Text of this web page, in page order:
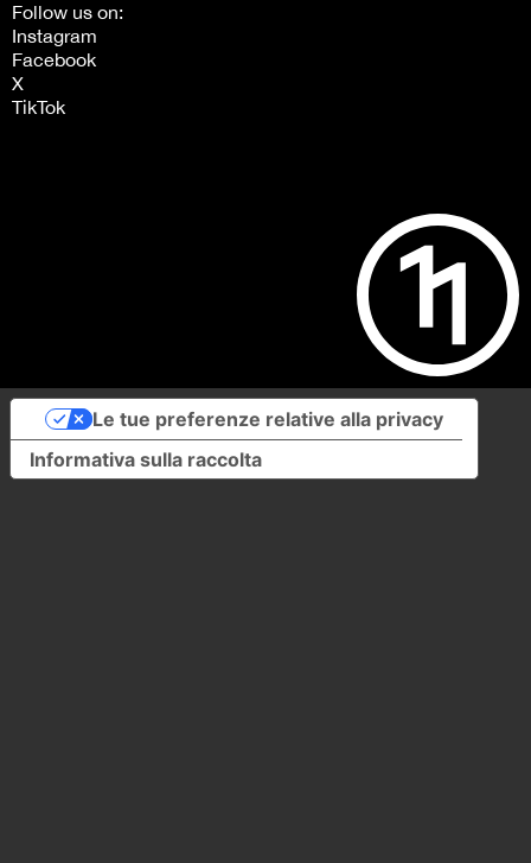
Follow us on:
Instagram
Facebook
X
TikTok
Informativa sulla raccolta
Le tue preferenze relative alla privacy